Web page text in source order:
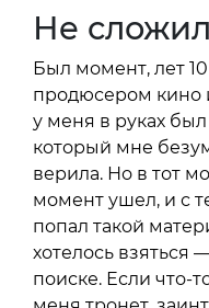
Не
Был момент, лет 10
продюсером кино
у меня в руках
который мне
верила. Но в тот
момент ушел, и с
попал такой
хотелось взяться
поиске. Если что-